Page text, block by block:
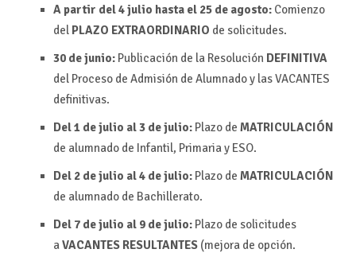
A partir del 4 julio hasta el 25 de agosto:Comienzo
del PLAZO EXTRAORDINARIO de solicitudes.
30 de junio:Publicación de la Resolución DEFINITIVA
del Proceso de Admisión de Alumnado y las VACANTES
definitivas.
Del 1 de julio al 3 de julio:Plazo de MATRICULACIÓN
de alumnado de Infantil, Primaria y ESO.
Del 2 de julio al 4 de julio:Plazo de MATRICULACIÓN
de alumnado de Bachillerato.
Del 7 de julio al 9 de julio:Plazo de solicitudes
aVACANTES RESULTANTES(mejora de opción.